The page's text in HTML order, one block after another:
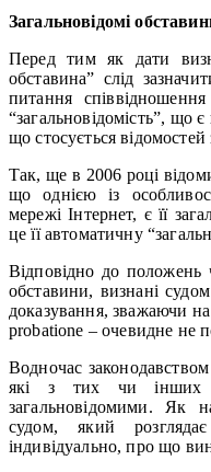
Загальновідомі
Перед тим як дати
обставина” слід
питання
“загальновідомість”, що
що стосується відомостей
Так, ще в 2006 році
що однією із
мережі Інтернет, є її
це її автоматичну
Відповідно до
обставини, визнані
доказування, зважаючи
probatione – очевидне не
Водночас
які з тих чи інших
загальновідомими. Як
судом, який
індивідуально, про що